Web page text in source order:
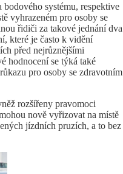
systému, respektive
vyhrazeném pro osoby se
řidiči za takové jednání dva
které je často k vidění
před nejrůznějšími
hodnocení se týká také
pro osoby se zdravotním
rozšířeny pravomoci
nově vyřizovat na místě
jízdních pruzích, a to bez